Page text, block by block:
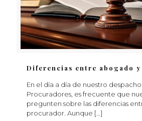
Diferencias entre abogado
En el día a día de nuestro
Procuradores, es frecuente que
pregunten sobre las diferencias
procurador. Aunque […]